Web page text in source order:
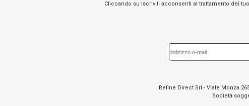
Cliccando su Iscriviti acconsenti al trattamento dei
Refine Direct Srl - Viale Monza
Società